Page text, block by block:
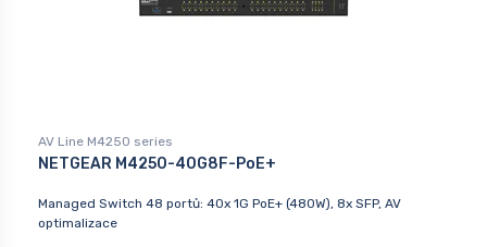
AV Line M4250 series
NETGEAR M4250-40G8F-PoE+
Managed Switch 48 portů: 40x 1G PoE+ (480W), 8x SFP, AV
optimalizace